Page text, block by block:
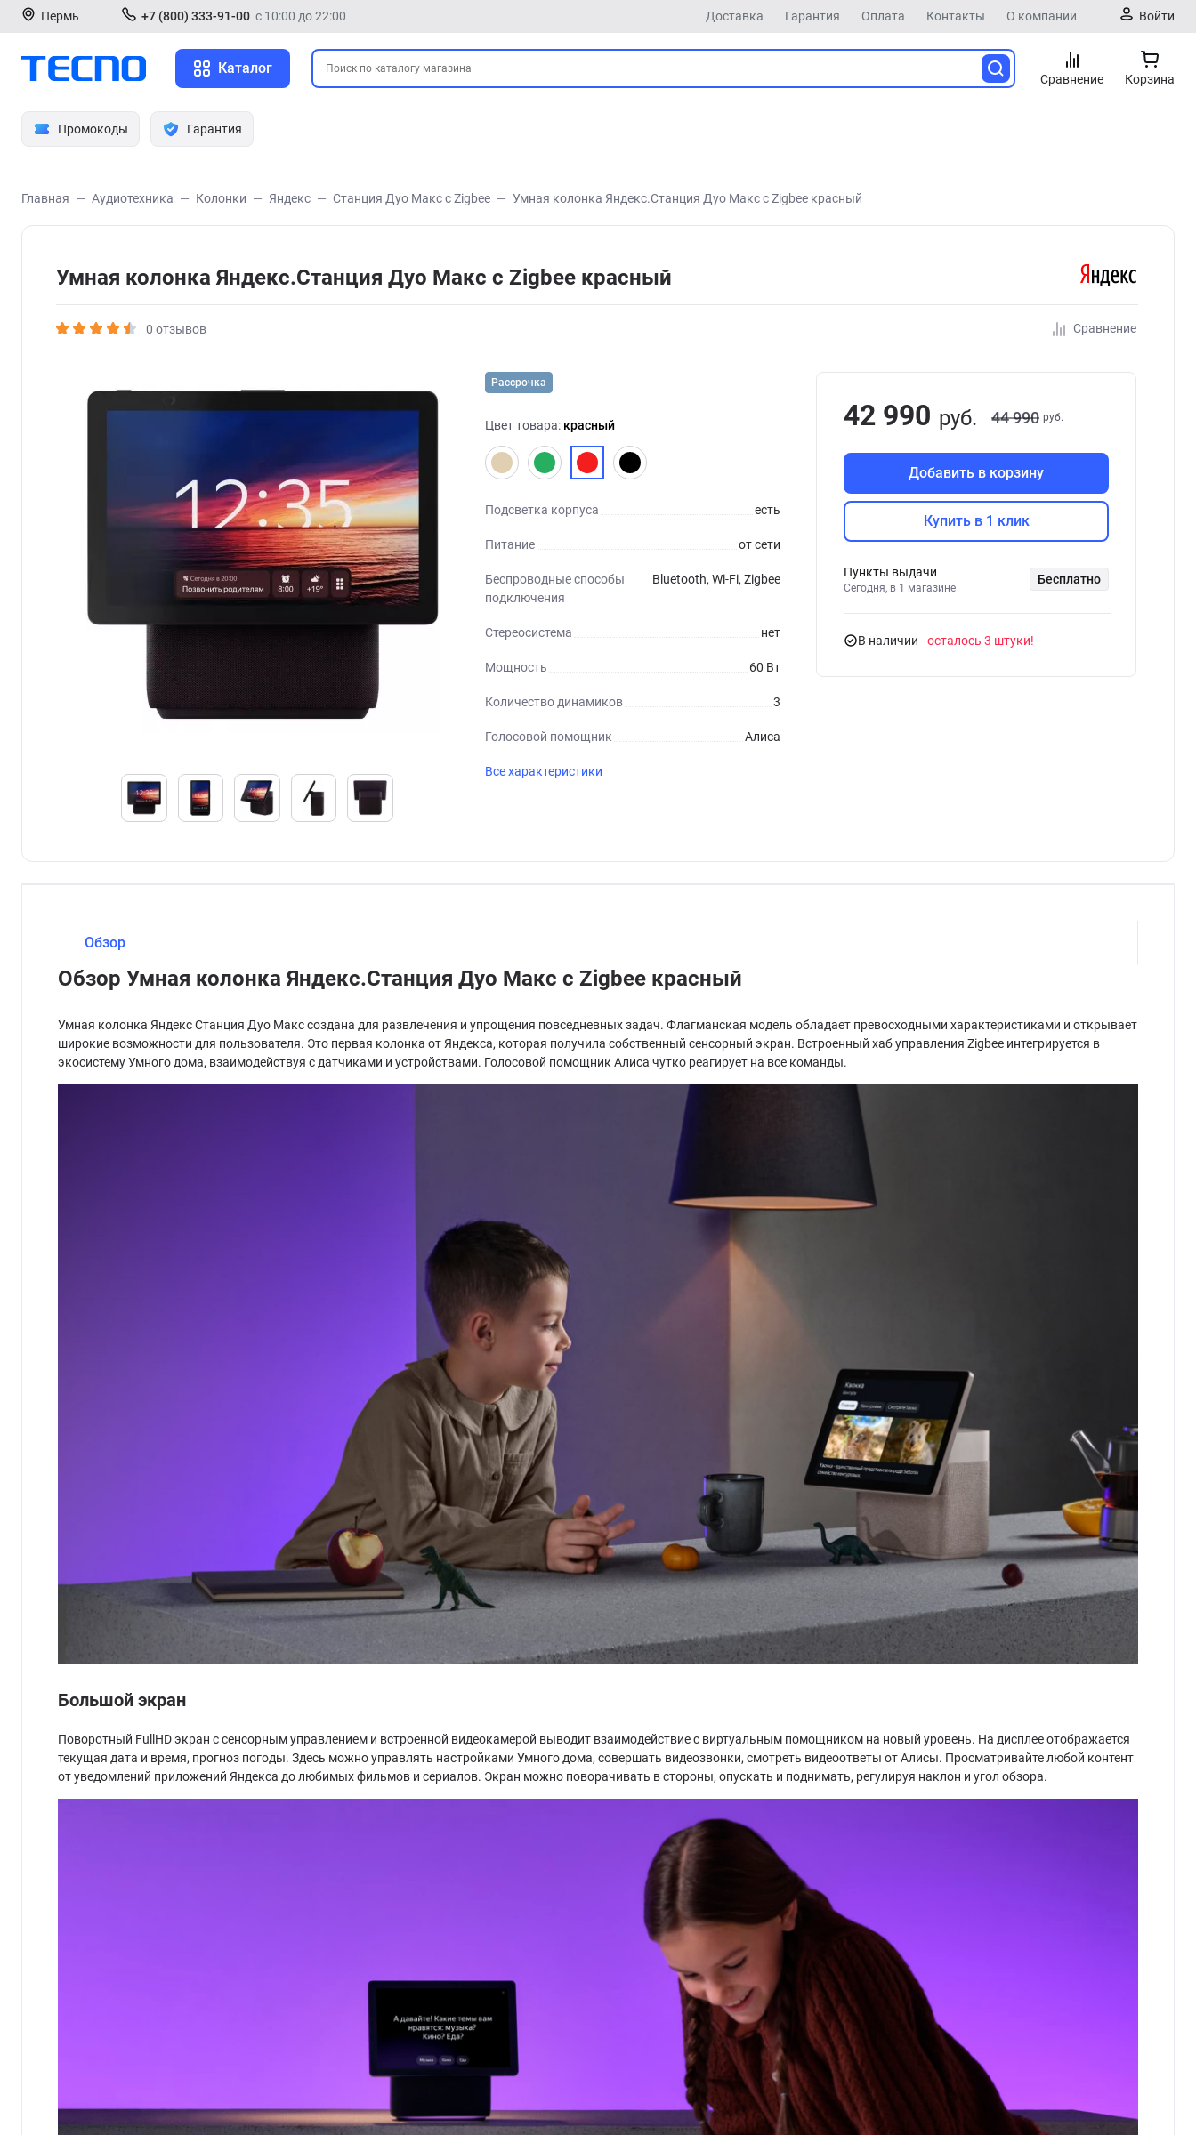
Пермь +7 (800) 333-91-00 с 10:00 до 22:00 Доставка Гарантия Оплата Контакты О компании Войти
Каталог
Сравнение Корзина
Промокоды Гарантия
Главная Аудиотехника Колонки Яндекс Станция Дуо Макс с Zigbee Умная колонка Яндекс.Станция Дуо Макс с Zigbee красный
Умная колонка Яндекс.Станция Дуо Макс с Zigbee красный
0 отзывов Сравнение
Рассрочка
Цвет товара: красный
Подсветка корпуса есть
Питание от сети
Беспроводные способы
подключения
Bluetooth, Wi-Fi, Zigbee
Стереосистема нет
Мощность 60 Вт
Количество динамиков 3
Голосовой помощник Алиса
Все характеристики
42 990 руб. 44 990 руб.
Добавить в корзину
Купить в 1 клик
Пункты выдачи
Сегодня, в 1 магазине
Бесплатно
В наличии - осталось 3 штуки
Обзор
Обзор Умная колонка Яндекс.Станция Дуо Макс с Zigbee красный
Умная колонка Яндекс Станция Дуо Макс создана для развлечения и упрощения повседневных задач. Флагманская модель обладает превосходными характеристиками и открывает
широкие возможности для пользователя. Это первая колонка от Яндекса, которая получила собственный сенсорный экран. Встроенный хаб управления Zigbee интегрируется в
экосистему Умного дома, взаимодействуя с датчиками и устройствами. Голосовой помощник Алиса чутко реагирует на все команды.
Большой экран
Поворотный FullHD экран с сенсорным управлением и встроенной видеокамерой выводит взаимодействие с виртуальным помощником на новый уровень. На дисплее отображается
текущая дата и время, прогноз погоды. Здесь можно управлять настройками Умного дома, совершать видеозвонки, смотреть видеоответы от Алисы. Просматривайте любой контент
от уведомлений приложений Яндекса до любимых фильмов и сериалов. Экран можно поворачивать в стороны, опускать и поднимать, регулируя наклон и угол обзора.